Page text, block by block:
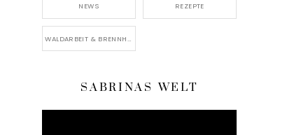
NEWS REZEPTE
SABRINAS WELT